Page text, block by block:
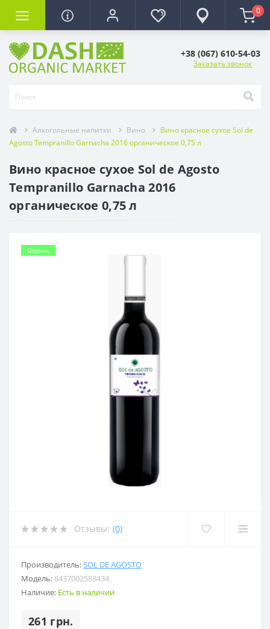
0
+38 (067) 610-54-03
Заказать звонок
Алкогольные напитки Вино
Вино красное сухое Sol de
Agosto Tempranillo Garnacha 2016 органическое 0,75 л
Вино красное сухое Sol de Agosto
Tempranillo Garnacha 2016
органическое 0,75 л
Organic
Отзывы: (0)
Производитель:SOL DE AGOSTO
Модель: 8437002588434
Наличие: Есть в наличии
261 грн.